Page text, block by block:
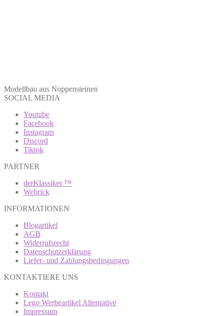
Modellbau aus Noppensteinen
SOCIAL MEDIA
Youtube
Facebook
Instagram
Discord
Tiktok
PARTNER
derKlassiker ™
Webrick
INFORMATIONEN
Blogartikel
AGB
Widerrufsrecht
Datenschutzerklärung
Liefer- und Zahlungsbedingungen
KONTAKTIERE UNS
Kontakt
Lego Werbeartikel Alternative
Impressum